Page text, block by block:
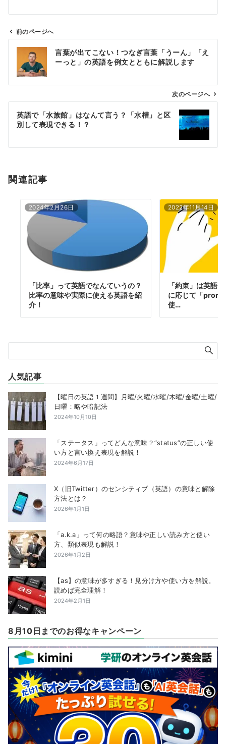
ン
前のページへ
言葉が出てこない！つなぎ言葉「うーん」「え
ーっと」の英語を例文とともに解説します
次のページへ
英語で「水族館」はなんて言う？「水槽」と区
別して表現できる！？
関連記事
2024年2月26日
「比率」って英語でなんていうの？
比率の意味や実際に使える英語を紹
介！
2022年11月14日
「約束」は英語
に応じて「
使…
人気記事
【曜日の英語１週間】月曜/火曜/水曜/木曜/金曜/土曜/
日曜：略や暗記法
2024年10月10日
「ステータス」ってどんな意味？”status”の正しい使
い方と言い換え表現を解説！
2024年6月17日
X（旧Twitter）のセンシティブ（英語）の意味と解除
方法とは？
2026年1月1日
「a.k.a」って何の略語？意味や正しい読み方と使い
方、類似表現も解説！
2026年1月2日
【as】の意味が多すぎる！見分け方や使い方を解説。
読めば完全理解！
2024年2月1日
8月10日までのお得なキャンペーン